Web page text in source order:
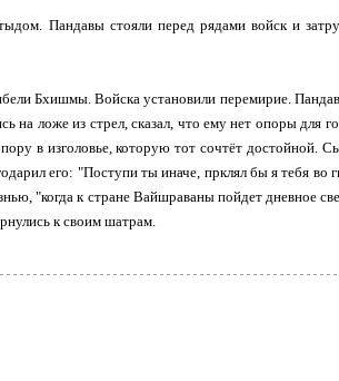
Пандавы стояли перед рядами войск и
Бхишмы. Войска установили перемирие.
на ложе из стрел, сказал, что ему нет опоры для
в изголовье, которую тот сочтёт достойной.
его: "Поступи ты иначе, прклял бы я тебя во
"когда к стране Вайшраваны пойдет дневное
к своим шатрам.